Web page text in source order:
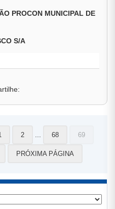
PROCON MUNICIPAL DE
S/A
2 68 69
PRÓXIMA PÁGINA